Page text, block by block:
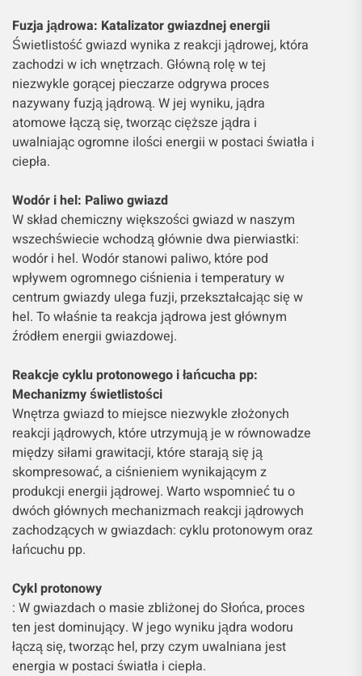
Fuzja jądrowa: Katalizator gwiazdnej energii
Świetlistość gwiazd wynika z reakcji jądrowej, która
zachodzi w ich wnętrzach. Główną rolę w tej
niezwykle gorącej pieczarze odgrywa proces
nazywany fuzją jądrową. W jej wyniku, jądra
atomowe łączą się, tworząc cięższe jądra i
uwalniając ogromne ilości energii w postaci światła i
ciepła.
Wodór i hel: Paliwo gwiazd
W skład chemiczny większości gwiazd w naszym
wszechświecie wchodzą głównie dwa pierwiastki:
wodór i hel. Wodór stanowi paliwo, które pod
wpływem ogromnego ciśnienia i temperatury w
centrum gwiazdy ulega fuzji, przekształcając się w
hel. To właśnie ta reakcja jądrowa jest głównym
źródłem energii gwiazdowej.
Reakcje cyklu protonowego i łańcucha pp:
Mechanizmy świetlistości
Wnętrza gwiazd to miejsce niezwykle złożonych
reakcji jądrowych, które utrzymują je w równowadze
między siłami grawitacji, które starają się ją
skompresować, a ciśnieniem wynikającym z
produkcji energii jądrowej. Warto wspomnieć tu o
dwóch głównych mechanizmach reakcji jądrowych
zachodzących w gwiazdach: cyklu protonowym oraz
łańcuchu pp.
Cykl protonowy
: W gwiazdach o masie zbliżonej do Słońca, proces
ten jest dominujący. W jego wyniku jądra wodoru
łączą się, tworząc hel, przy czym uwalniana jest
energia w postaci światła i ciepła.